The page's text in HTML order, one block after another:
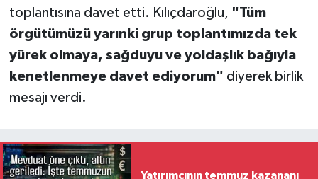
toplantısına davet etti. Kılıçdaroğlu, "Tüm
örgütümüzü yarınki grup toplantımızda tek
yürek olmaya, sağduyu ve yoldaşlık bağıyla
kenetlenmeye davet ediyorum" diyerek birlik
mesajı verdi.
Yatırımcının temmuz kazananı